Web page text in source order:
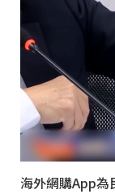
海外網購App為